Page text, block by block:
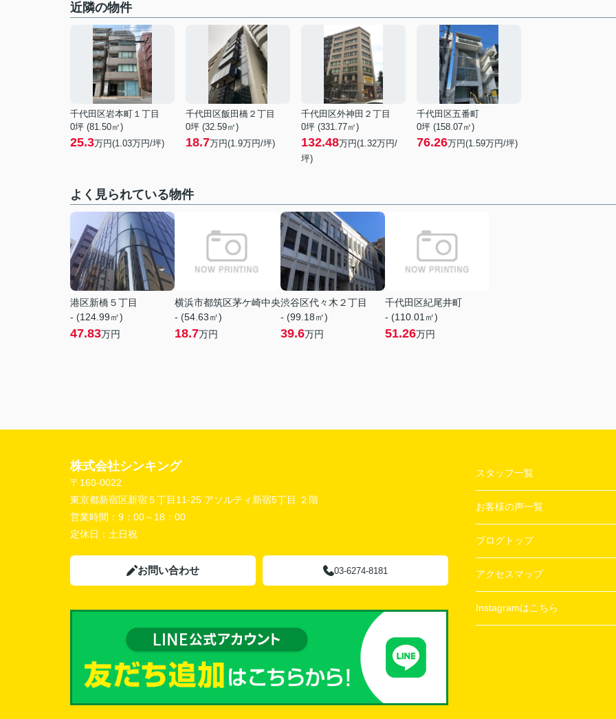
近隣の物件
千代田区岩本町１丁目
0坪 (81.50㎡)
25.3万円(1.03万円/坪)
千代田区飯田橋２丁目
0坪 (32.59㎡)
18.7万円(1.9万円/坪)
千代田区外神田２丁目
0坪 (331.77㎡)
132.48万円(1.32万円/
坪)
千代田区五番町
0坪 (158.07㎡)
76.26万円(1.59万円/坪)
よく見られている物件
港区新橋５丁目
- (124.99㎡)
47.83万円
横浜市都筑区茅ケ崎中央
- (54.63㎡)
18.7万円
渋谷区代々木２丁目
- (99.18㎡)
39.6万円
千代田区紀尾井町
- (110.01㎡)
51.26万円
株式会社シンキング
〒160-0022
東京都新宿区新宿５丁目11-25 アソルティ新宿5丁目 ２階
営業時間： 9：00～18：00
定休日： 土日祝
お問い合わせ 03-6274-8181
スタッフ一覧
お客様の声一覧
ブログトップ
アクセスマップ
Instagramはこちら